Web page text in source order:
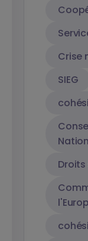
Crise
SIEG